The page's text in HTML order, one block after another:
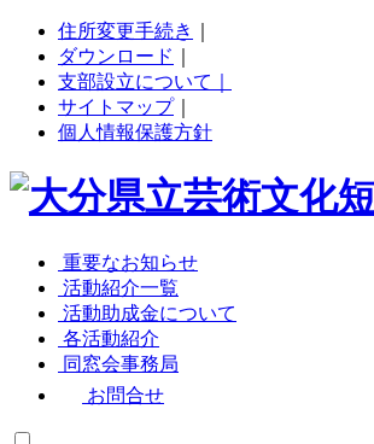
住所変更手続き
ダウンロード
支部設立について｜
サイトマップ｜
個人情報保護方針
重要なお知らせ
活動紹介一覧
活動助成金について
各活動紹介
同窓会事務局
お問合せ